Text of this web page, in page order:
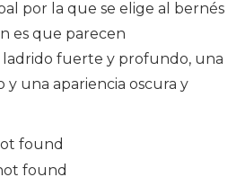
por la que se elige al bernés
es que parecen
fuerte y profundo, una
y una apariencia oscura y
found
found